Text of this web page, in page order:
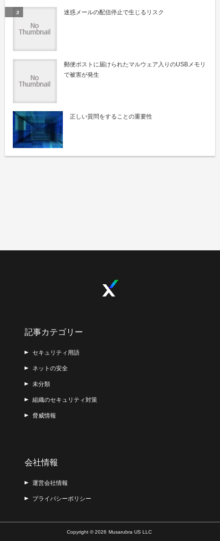
迷惑メールの配信停止で生じるリスク
郵便ポストに届けられたマルウェア入りのUSBメモリ
で被害が発生
正しい質問をすることの重要性
記事カテゴリー
セキュリティ用語
ネットの安全
未分類
組織のセキュリティ対策
脅威情報
会社情報
運営会社情報
プライバシーポリシー
Copyright © 2026 Musarubra US LLC